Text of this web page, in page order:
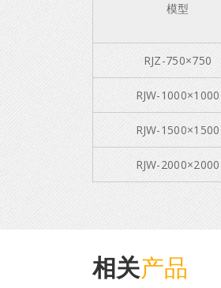
模型
RJZ-750×750
RJW-1000×1000
RJW-1500×1500
RJW-2000×2000
相关产品